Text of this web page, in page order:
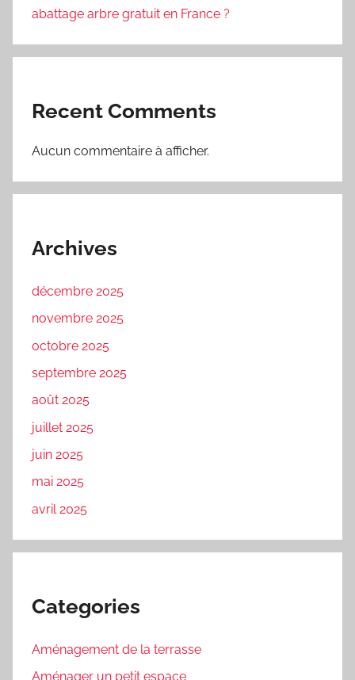
abattage arbre gratuit en France ?
Recent Comments
Aucun commentaire à afficher.
Archives
décembre 2025
novembre 2025
octobre 2025
septembre 2025
août 2025
juillet 2025
juin 2025
mai 2025
avril 2025
Categories
Aménagement de la terrasse
Aménager un petit espace